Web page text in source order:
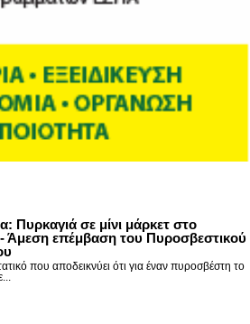
Πυρκαγιά σε μίνι μάρκετ στο
- Άμεση επέμβαση του Πυροσβεστικού
που αποδεικνύει ότι για έναν πυροσβέστη το